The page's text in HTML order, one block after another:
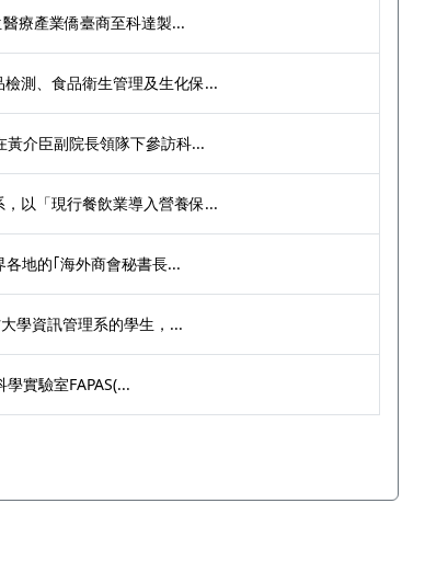
療產業僑臺商至科達製...
測、食品衛生管理及生化保...
介臣副院長領隊下參訪科...
以「現行餐飲業導入營養保...
地的｢海外商會秘書長...
學資訊管理系的學生，...
實驗室FAPAS(...